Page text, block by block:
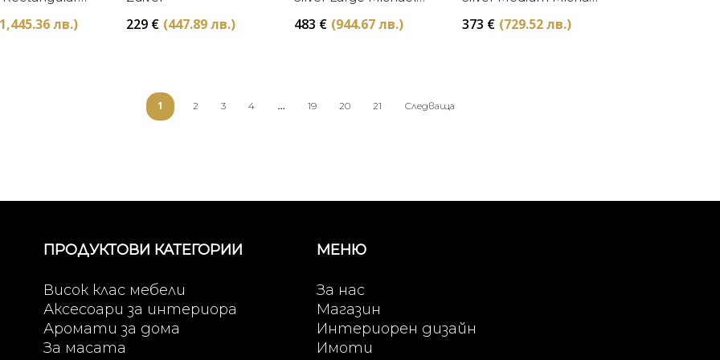
лв.) 229 € (447.89 лв.) 483 € (944.67 лв.) 373 € (729.52 лв.)
1 2 3 4 … 19 20 21 Следваща
ПРОДУКТОВИ КАТЕГОРИИ
Висок клас мебели
Аксесоари за интериора
Аромати за дома
За масата
МЕНЮ
За нас
Магазин
Интериорен дизайн
Имоти